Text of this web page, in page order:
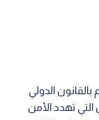
الدولي
التي تهدد الأمن